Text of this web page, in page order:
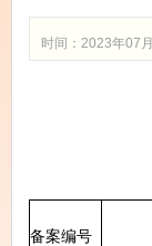
时间：2023年07
备案编号